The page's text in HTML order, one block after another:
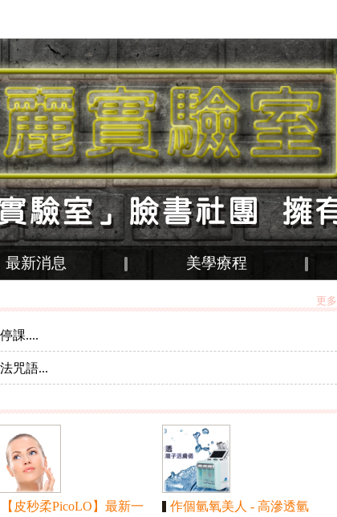
最新消息 美學療程
更多
課....
咒語...
【皮秒柔PicoLO】最新一
作個氫氧美人 - 高滲透氫